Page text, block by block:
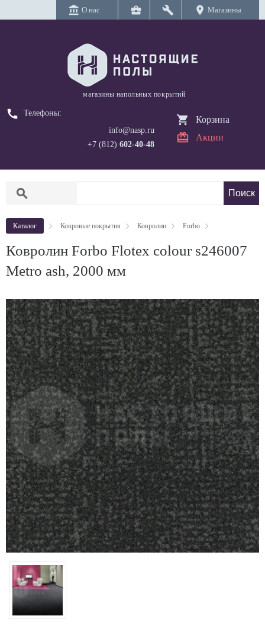
account_balance О нас business_center build location_on Магазины
магазины напольных покрытий
call
Телефоны:
info@nasp.ru
+7 (812) 602-40-48
Корзина
Акции
search
Каталог Ковровые покрытия Ковролин Forbo
Ковролин Forbo Flotex colour s246007
Metro ash, 2000 мм